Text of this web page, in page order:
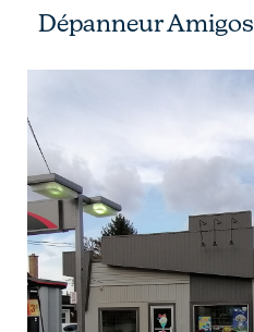
Dépanneur Amigos